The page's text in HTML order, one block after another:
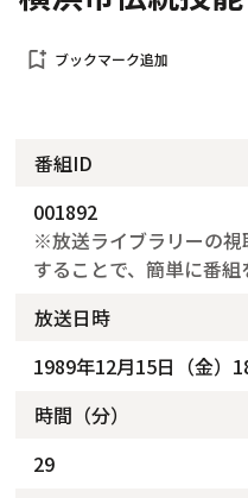
bookmark_add ブックマーク追加
番組ID
001892
※放送ライブラリーの視
することで、簡単に番組
放送日時
1989年12月15日（金）
時間（分）
29